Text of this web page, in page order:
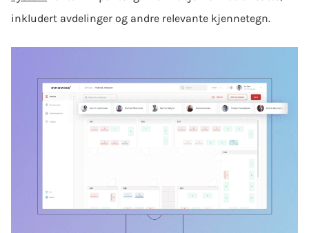
inkludert avdelinger og andre relevante kjennetegn.